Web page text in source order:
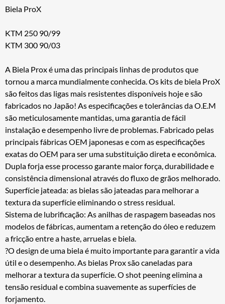
Biela ProX
KTM 250 90/99
KTM 300 90/03
A Biela Prox é uma das principais linhas de produtos que
tornou a marca mundialmente conhecida. Os kits de biela ProX
são feitos das ligas mais resistentes disponíveis hoje e são
fabricados no Japão! As especificações e tolerâncias da O.E.M
são meticulosamente mantidas, uma garantia de fácil
instalação e desempenho livre de problemas. Fabricado pelas
principais fábricas OEM japonesas e com as especificações
exatas do OEM para ser uma substituição direta e econômica.
Dupla forja esse processo garante maior força, durabilidade e
consistência dimensional através do fluxo de grãos melhorado.
Superfície jateada: as bielas são jateadas para melhorar a
textura da superfície eliminando o stress residual.
Sistema de lubrificação: As anilhas de raspagem baseadas nos
modelos de fábricas, aumentam a retenção do óleo e reduzem
a fricção entre a haste, arruelas e biela.
?O design de uma biela é muito importante para garantir a vida
útil e o desempenho. As bielas Prox são caneladas para
melhorar a textura da superfície. O shot peening elimina a
tensão residual e combina suavemente as superfícies de
forjamento.